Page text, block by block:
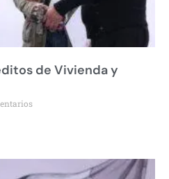
de Vivienda y